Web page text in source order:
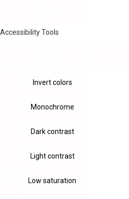
Accessibility Tools
Invert colors
Monochrome
Dark contrast
Light contrast
Low saturation